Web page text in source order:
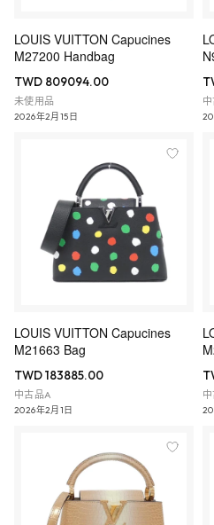
LOUIS VUITTON Capucines
M27200 Handbag
TWD 809094.00
未使用品
2026年2月15日
LOUIS VUITTON Capucines
M21663 Bag
TWD 183885.00
中古品A
2026年2月1日